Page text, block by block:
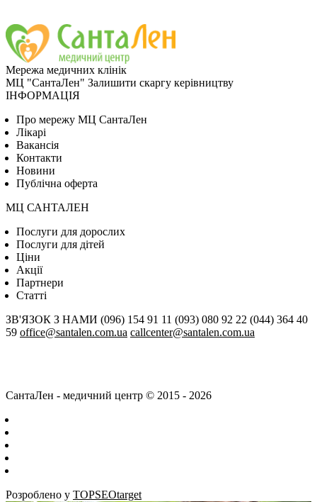
Мережа медичних клінік
МЦ "СантаЛен" Залишити скаргу керівництву
ІНФОРМАЦІЯ
Про мережу МЦ СантаЛен
Лікарі
Вакансія
Контакти
Новини
Публічна оферта
МЦ САНТАЛЕН
Послуги для дорослих
Послуги для дітей
Цiни
Акції
Партнери
Статті
ЗВ'ЯЗОК З НАМИ (096) 154 91 11 (093) 080 92 22 (044) 364 40
59 office@santalen.com.ua callcenter@santalen.com.ua
СантаЛен - медичний центр © 2015 - 2026
Розроблено у TOPSEOtarget